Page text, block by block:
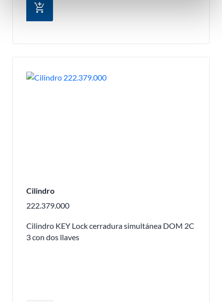
add_shopping_cart
Cilindro
222.379.000
Cilindro KEY Lock cerradura simultánea DOM 2C
3 con dos llaves